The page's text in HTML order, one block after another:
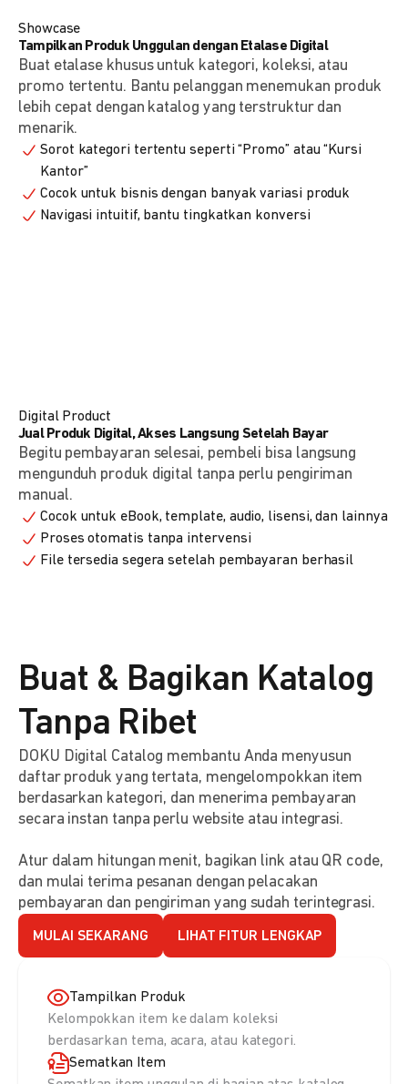
Showcase
Tampilkan Produk Unggulan dengan Etalase Digital
Buat etalase khusus untuk kategori, koleksi, atau
promo tertentu. Bantu pelanggan menemukan produk
lebih cepat dengan katalog yang terstruktur dan
menarik.
Sorot kategori tertentu seperti “Promo” atau “Kursi
Kantor”
Cocok untuk bisnis dengan banyak variasi produk
Navigasi intuitif, bantu tingkatkan konversi
Digital Product
Jual Produk Digital, Akses Langsung Setelah Bayar
Begitu pembayaran selesai, pembeli bisa langsung
mengunduh produk digital tanpa perlu pengiriman
manual.
Cocok untuk eBook, template, audio, lisensi, dan lainnya
Proses otomatis tanpa intervensi
File tersedia segera setelah pembayaran berhasil
Buat & Bagikan Katalog
Tanpa Ribet
DOKU Digital Catalog membantu Anda menyusun
daftar produk yang tertata, mengelompokkan item
berdasarkan kategori, dan menerima pembayaran
secara instan tanpa perlu website atau integrasi.
Atur dalam hitungan menit, bagikan link atau QR code,
dan mulai terima pesanan dengan pelacakan
pembayaran dan pengiriman yang sudah terintegrasi.
MULAI SEKARANG LIHAT FITUR LENGKAP
Tampilkan Produk
Kelompokkan item ke dalam koleksi
berdasarkan tema, acara, atau kategori.
Sematkan Item